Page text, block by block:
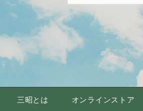
三昭とは オンラインストア